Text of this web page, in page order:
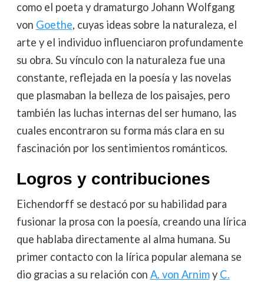
como el poeta y dramaturgo Johann Wolfgang
von Goethe, cuyas ideas sobre la naturaleza, el
arte y el individuo influenciaron profundamente
su obra. Su vínculo con la naturaleza fue una
constante, reflejada en la poesía y las novelas
que plasmaban la belleza de los paisajes, pero
también las luchas internas del ser humano, las
cuales encontraron su forma más clara en su
fascinación por los sentimientos románticos.
Logros y contribuciones
Eichendorff se destacó por su habilidad para
fusionar la prosa con la poesía, creando una lírica
que hablaba directamente al alma humana. Su
primer contacto con la lírica popular alemana se
dio gracias a su relación con A. von Arnimy C.